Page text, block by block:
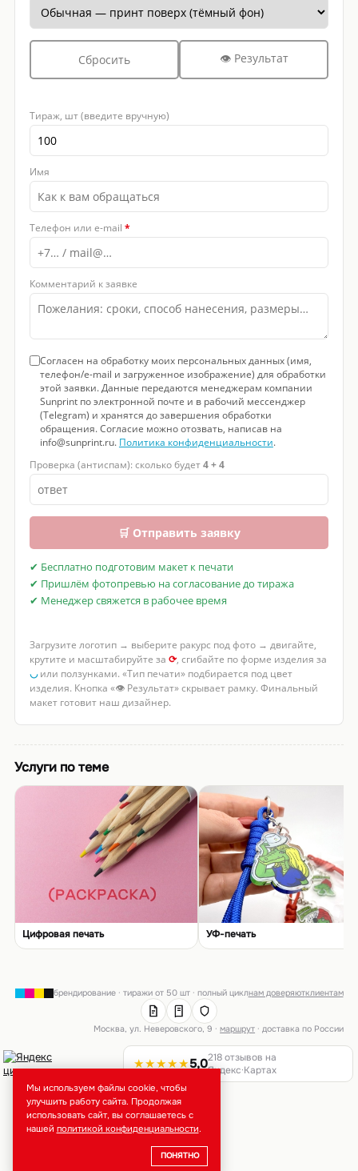
Сбросить 👁 Результат
Тираж, шт (введите вручную)
Имя
Телефон или e-mail *
Комментарий к заявке
Согласен на обработку моих персональных данных (имя,
телефон/e-mail и загруженное изображение) для обработки
этой заявки. Данные передаются менеджерам компании
Sunprint по электронной почте и в рабочий мессенджер
(Telegram) и хранятся до завершения обработки
обращения. Согласие можно отозвать, написав на
info@sunprint.ru. Политика конфиденциальности.
Проверка (антиспам): сколько будет4 + 4
🛒 Отправить заявку
✔ Бесплатно подготовим макет к печати
✔ Пришлём фотопревью на согласование до тиража
✔ Менеджер свяжется в рабочее время
Загрузите логотип → выберите ракурс под фото → двигайте,
крутите и масштабируйте за ⟳, сгибайте по форме изделия за
◡или ползунками. «Тип печати» подбирается под цвет
изделия. Кнопка «👁 Результат» скрывает рамку. Финальный
макет готовит наш дизайнер.
Услуги по теме
Цифровая печать УФ-печать
брендирование · тиражи от 50 шт · полный циклнам доверяютклиентам
Москва, ул. Неверовского, 9 ·маршрут · доставка по России
★★★★★5,0218 отзывов на
Яндекс·Картах
Мы используем файлы cookie, чтобы
улучшить работу сайта. Продолжая
использовать сайт, вы соглашаетесь с
нашей политикой конфиденциальности.
ПОНЯТНО